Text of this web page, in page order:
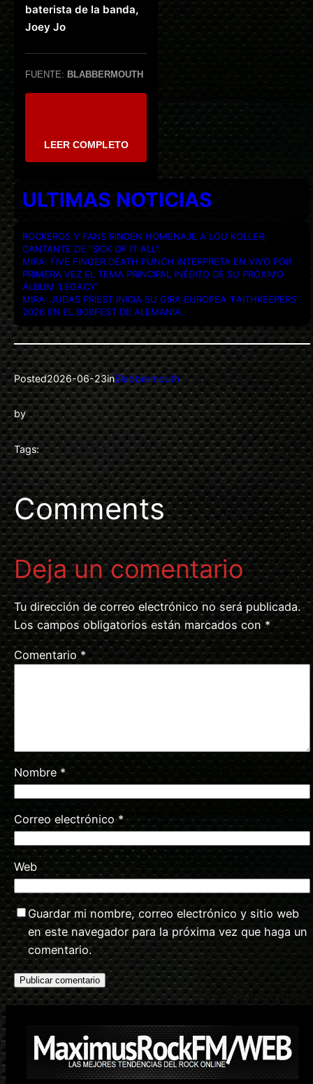
baterista de la banda,
Joey Jo
FUENTE: BLABBERMOUTH
LEER COMPLETO
ULTIMAS NOTICIAS
ROCKEROS Y FANS RINDEN HOMENAJE A LOU KOLLER,
CANTANTE DE “SICK OF IT ALL”.
MIRA: FIVE FINGER DEATH PUNCH INTERPRETA EN VIVO POR
PRIMERA VEZ EL TEMA PRINCIPAL INÉDITO DE SU PRÓXIMO
ÁLBUM ‘LEGACY’.
MIRA: JUDAS PRIEST INICIA SU GIRA EUROPEA ‘FAITHKEEPERS’
2026 EN EL BOBFEST DE ALEMANIA.
Posted2026-06-23inBlabbermouth
by
Tags:
Comments
Deja un comentario
Tu dirección de correo electrónico no será publicada.
Los campos obligatorios están marcados con *
Comentario *
Nombre *
Correo electrónico*
Web
Guardar mi nombre, correo electrónico y sitio web
en este navegador para la próxima vez que haga un
comentario.